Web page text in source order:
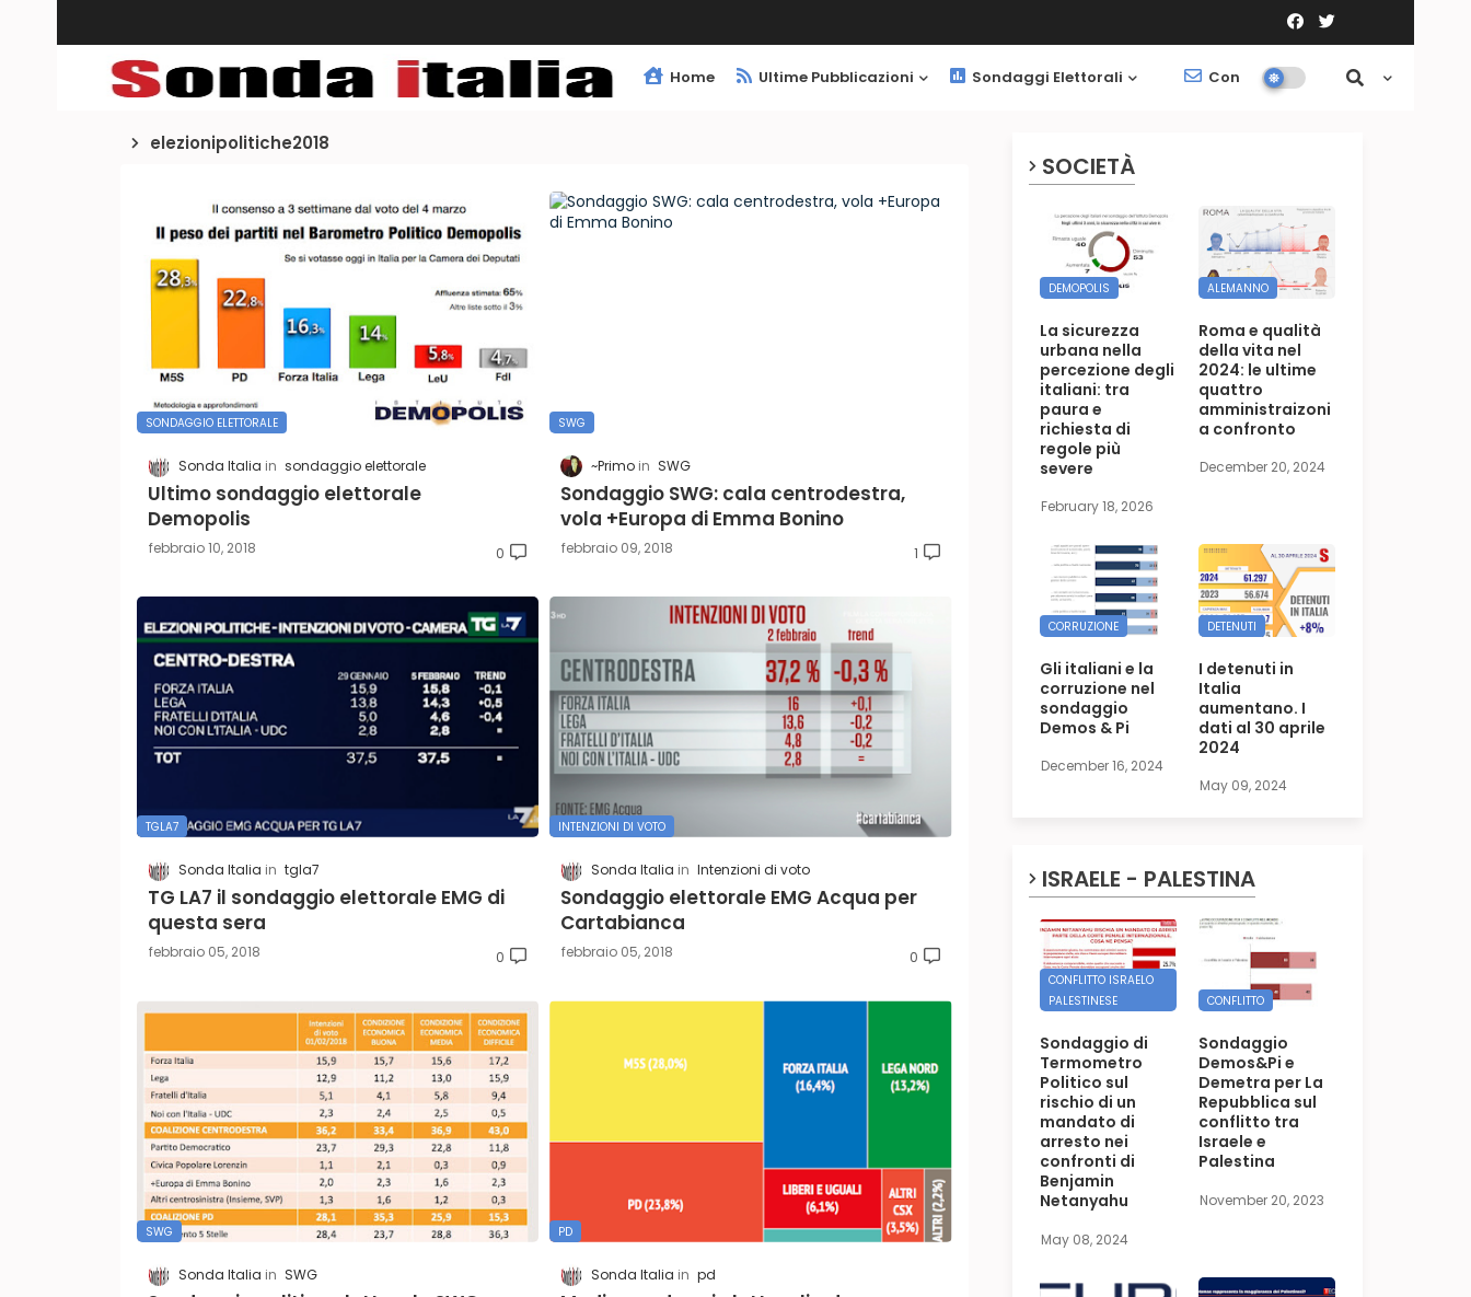
Home Ultime Pubblicazioni Sondaggi Elettorali Contatti Società
elezionipolitiche2018
SONDAGGIO ELETTORALE
Sonda Italia sondaggio elettorale
Ultimo sondaggio elettorale
Demopolis
febbraio 10, 2018 0
SWG
~Primo SWG
Sondaggio SWG: cala centrodestra,
vola +Europa di Emma Bonino
febbraio 09, 2018 1
TGLA7
Sonda Italia tgla7
TG LA7 il sondaggio elettorale EMG di
questa sera
febbraio 05, 2018 0
INTENZIONI DI VOTO
Sonda Italia Intenzioni di voto
Sondaggio elettorale EMG Acqua per
Cartabianca
febbraio 05, 2018 0
SWG
Sonda Italia SWG
PD
Sonda Italia pd
SOCIETÀ
DEMOPOLIS
La sicurezza
urbana nella
percezione degli
italiani: tra
paura e
richiesta di
regole più
severe
February 18, 2026
ALEMANNO
Roma e qualità
della vita nel
2024: le ultime
quattro
amministraizoni
a confronto
December 20, 2024
CORRUZIONE
Gli italiani e la
corruzione nel
sondaggio
Demos & Pi
December 16, 2024
DETENUTI
I detenuti in
Italia
aumentano. I
dati al 30 aprile
2024
May 09, 2024
ISRAELE - PALESTINA
CONFLITTO ISRAELO
PALESTINESE
Sondaggio di
Termometro
Politico sul
rischio di un
mandato di
arresto nei
confronti di
Benjamin
Netanyahu
May 08, 2024
CONFLITTO
Sondaggio
Demos&Pi e
Demetra per La
Repubblica sul
conflitto tra
Israele e
Palestina
November 20, 2023